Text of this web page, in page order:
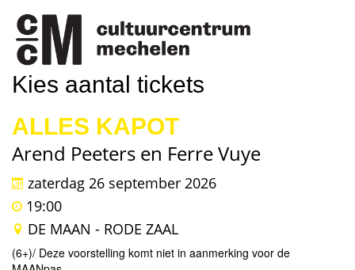
Kies aantal tickets
ALLES KAPOT
Arend Peeters en Ferre Vuye
zaterdag 26 september 2026
19:00
DE MAAN - RODE ZAAL
(6+)/ Deze voorstelling komt niet in aanmerking voor de